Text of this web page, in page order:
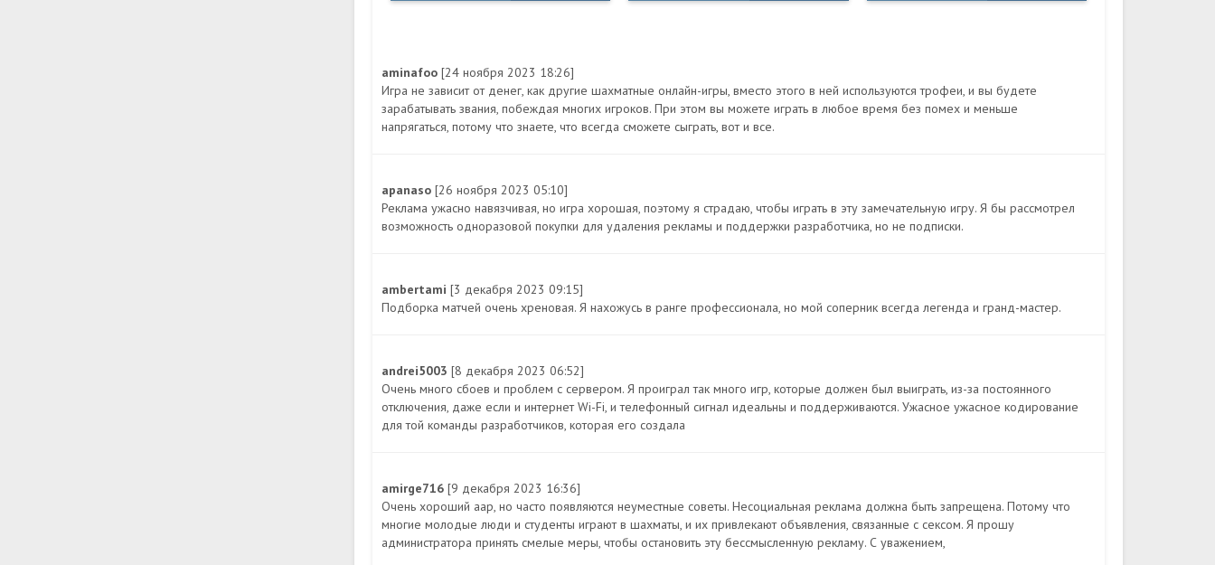
aminafoo [24 ноября 2023 18:26]
Игра не зависит от денег, как другие шахматные онлайн-игры, вместо этого в ней используются трофеи, и вы будете
зарабатывать звания, побеждая многих игроков. При этом вы можете играть в любое время без помех и меньше
напрягаться, потому что знаете, что всегда сможете сыграть, вот и все.
apanaso [26 ноября 2023 05:10]
Реклама ужасно навязчивая, но игра хорошая, поэтому я страдаю, чтобы играть в эту замечательную игру. Я бы рассмотрел
возможность одноразовой покупки для удаления рекламы и поддержки разработчика, но не подписки.
ambertami [3 декабря 2023 09:15]
Подборка матчей очень хреновая. Я нахожусь в ранге профессионала, но мой соперник всегда легенда и гранд-мастер.
andrei5003 [8 декабря 2023 06:52]
Очень много сбоев и проблем с сервером. Я проиграл так много игр, которые должен был выиграть, из-за постоянного
отключения, даже если и интернет Wi-Fi, и телефонный сигнал идеальны и поддерживаются. Ужасное ужасное кодирование
для той команды разработчиков, которая его создала
amirge716 [9 декабря 2023 16:36]
Очень хороший aap, но часто появляются неуместные советы. Несоциальная реклама должна быть запрещена. Потому что
многие молодые люди и студенты играют в шахматы, и их привлекают объявления, связанные с сексом. Я прошу
администратора принять смелые меры, чтобы остановить эту бессмысленную рекламу. С уважением,